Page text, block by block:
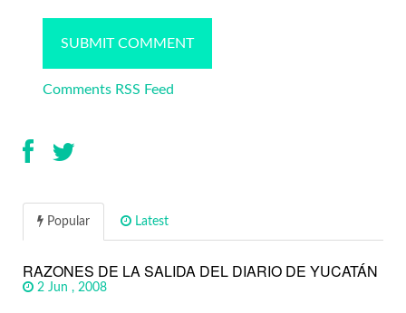
Comments RSS Feed
Popular Latest
RAZONES DE LA SALIDA DEL DIARIO DE YUCATÁN
2 Jun , 2008